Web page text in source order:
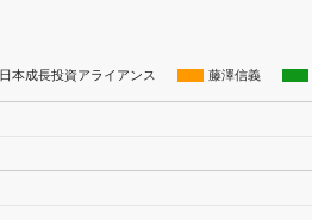
日本成長投資アライアンス 藤澤信義